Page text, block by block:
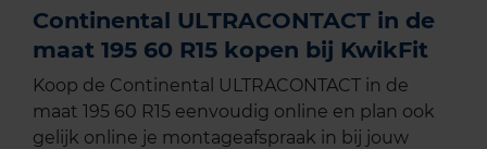
Continental ULTRACONTACT in de
maat 195 60 R15 kopen bij KwikFit
Koop de Continental ULTRACONTACT in de
maat 195 60 R15 eenvoudig online en plan ook
gelijk online je montageafspraak in bij jouw